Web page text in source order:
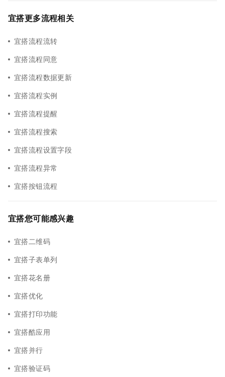
宜搭更多流程相关
宜搭流程流转
宜搭流程同意
宜搭流程数据更新
宜搭流程实例
宜搭流程提醒
宜搭流程搜索
宜搭流程设置字段
宜搭流程异常
宜搭按钮流程
宜搭您可能感兴趣
宜搭二维码
宜搭子表单列
宜搭花名册
宜搭优化
宜搭打印功能
宜搭酷应用
宜搭并行
宜搭验证码